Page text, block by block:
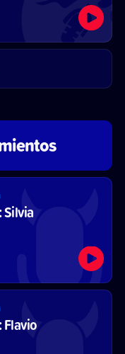
Silvia
Flavio